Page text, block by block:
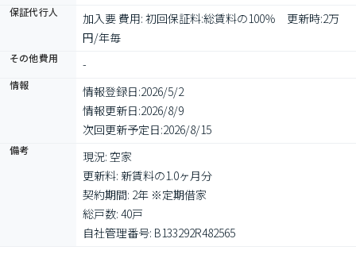
保証代行人
加入要 費用: 初回保証料:総賃料の100％　更新時:2万
円/年毎
その他費用 -
情報 情報登録日:2026/5/2
情報更新日:2026/8/9
次回更新予定日:2026/8/15
備考
現況: 空家
更新料: 新賃料の1.0ヶ月分
契約期間: 2年 ※定期借家
総戸数: 40戸
自社管理番号: B133292R482565